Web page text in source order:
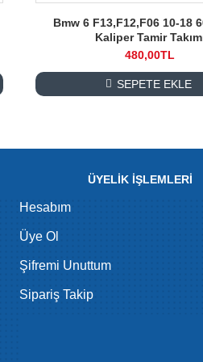
Bmw 6 F13,F12,F06 10-18
Kaliper Tamir
480,00TL
SEPETE EKLE
ÜYELİK İŞLEMLERİ
Hesabım
Üye Ol
Şifremi Unuttum
Sipariş Takip